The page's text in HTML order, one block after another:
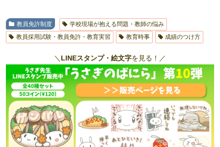
教員免許制度
学校現場が抱える問題・教師の悩み
教員採用試験・教員免許・教育実習
教育時事 成績のつけ方
＼ LINEスタンプ・絵文字を見る！／